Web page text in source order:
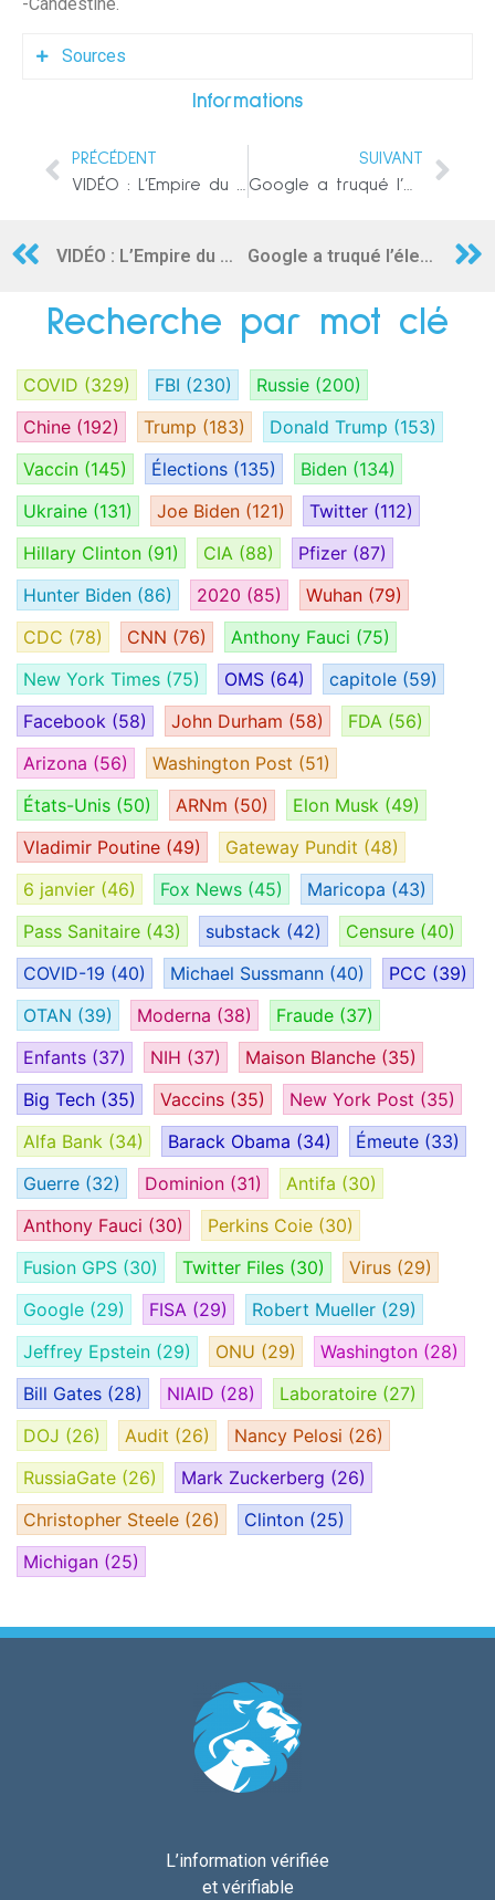
Sources
http://en.kremlin.ru/events/president/transcripts/69390
2
https://www.reuters.com/world/asia-
enforcement-personnel-sco-countries-2022-09-
16/
3 https://bioclandestine.substack.com/p/russian-
mils-bio-terror-allegations
Informations
PRÉCÉDENT
VIDÉO : L’Empire du mensonge dans sa splendeur : La chaine PBS censure Erdogan dans son interview
SUIVANT
Google a truqué l’élection de 2020
VIDÉO : L’Empire du mensonge dans sa splendeur : La chaine PBS censure Erdogan dans son interview Google a truqué l’élection de 2020
Recherche par mot clé
COVID (329) FBI (230) Russie (200)
Chine (192) Trump (183) Donald Trump (153)
Vaccin (145) Élections (135) Biden (134)
Ukraine (131) Joe Biden (121) Twitter (112)
Hillary Clinton (91) CIA (88) Pfizer (87)
Hunter Biden (86) 2020 (85) Wuhan (79)
CDC (78) CNN (76) Anthony Fauci (75)
New York Times (75) OMS (64) capitole (59)
Facebook (58) John Durham (58) FDA (56)
Arizona (56) Washington Post (51)
États-Unis (50) ARNm (50) Elon Musk (49)
Vladimir Poutine (49) Gateway Pundit (48)
6 janvier (46) Fox News (45) Maricopa (43)
Pass Sanitaire (43) substack (42) Censure (40)
COVID-19 (40) Michael Sussmann (40) PCC (39)
OTAN (39) Moderna (38) Fraude (37)
Enfants (37) NIH (37) Maison Blanche (35)
Big Tech (35) Vaccins (35) New York Post (35)
Alfa Bank (34) Barack Obama (34) Émeute (33)
Guerre (32) Dominion (31) Antifa (30)
Anthony Fauci (30) Perkins Coie (30)
Fusion GPS (30) Twitter Files (30) Virus (29)
Google (29) FISA (29) Robert Mueller (29)
Jeffrey Epstein (29) ONU (29) Washington (28)
Bill Gates (28) NIAID (28) Laboratoire (27)
DOJ (26) Audit (26) Nancy Pelosi (26)
RussiaGate (26) Mark Zuckerberg (26)
Christopher Steele (26) Clinton (25)
Michigan (25)
L’information vérifiée
et vérifiable